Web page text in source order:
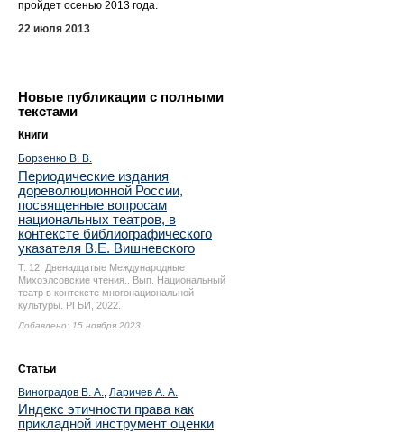
пройдет осенью 2013 года.
22 июля 2013
Новые публикации с полными
текстами
Книги
Борзенко В. В.
Периодические издания
дореволюционной России,
посвященные вопросам
национальных театров, в
контексте библиографического
указателя В.Е. Вишневского
Т. 12: Двенадцатые Международные
Михоэлсовские чтения.. Вып. Национальный
театр в контексте многонациональной
культуры. РГБИ, 2022.
Добавлено: 15 ноября 2023
Статьи
Виноградов В. А.
Ларичев А. А.
Индекс этичности права как
прикладной инструмент оценки